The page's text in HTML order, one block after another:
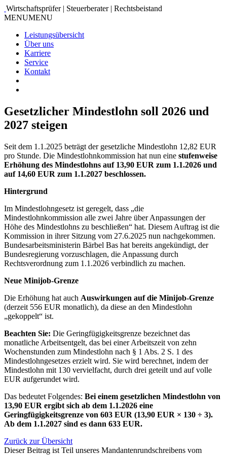
Wirtschaftsprüfer | Steuerberater | Rechtsbeistand
MENUMENU
Leistungsübersicht
Über uns
Karriere
Service
Kontakt
Gesetzlicher Mindestlohn soll 2026 und
2027 steigen
Seit dem 1.1.2025 beträgt der gesetzliche Mindestlohn 12,82 EUR
pro Stunde. Die Mindestlohnkommission hat nun eine stufenweise
Erhöhung des Mindestlohns auf 13,90 EUR zum 1.1.2026 und
auf 14,60 EUR zum 1.1.2027 beschlossen.
Hintergrund
Im Mindestlohngesetz ist geregelt, dass „die
Mindestlohnkommission alle zwei Jahre über Anpassungen der
Höhe des Mindestlohns zu beschließen“ hat. Diesem Auftrag ist die
Kommission in ihrer Sitzung vom 27.6.2025 nun nachgekommen.
Bundesarbeitsministerin Bärbel Bas hat bereits angekündigt, der
Bundesregierung vorzuschlagen, die Anpassung durch
Rechtsverordnung zum 1.1.2026 verbindlich zu machen.
Neue Minijob-Grenze
Die Erhöhung hat auch Auswirkungen auf die Minijob-Grenze
(derzeit 556 EUR monatlich), da diese an den Mindestlohn
„gekoppelt“ ist.
Beachten Sie: Die Geringfügigkeitsgrenze bezeichnet das
monatliche Arbeitsentgelt, das bei einer Arbeitszeit von zehn
Wochenstunden zum Mindestlohn nach § 1 Abs. 2 S. 1 des
Mindestlohngesetzes erzielt wird. Sie wird berechnet, indem der
Mindestlohn mit 130 vervielfacht, durch drei geteilt und auf volle
EUR aufgerundet wird.
Das bedeutet Folgendes: Bei einem gesetzlichen Mindestlohn von
13,90 EUR ergibt sich ab dem 1.1.2026 eine
Geringfügigkeitsgrenze von 603 EUR (13,90 EUR × 130 ÷ 3).
Ab dem 1.1.2027 sind es dann 633 EUR.
Zurück zur Übersicht
Dieser Beitrag ist Teil unseres Mandantenrundschreibens vom